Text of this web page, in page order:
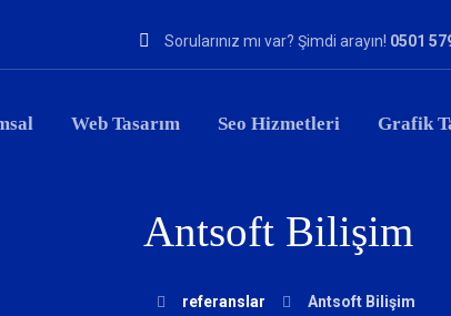
Sorularınız mı var? Şimdi arayın! 0501
Web Tasarım Seo Hizmetleri Grafik
Antsoft Bilişim
referanslar Antsoft Bilişim